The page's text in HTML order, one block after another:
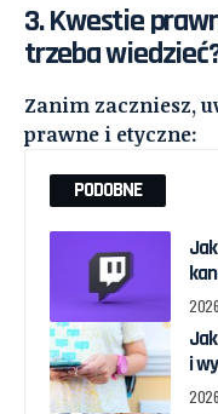
3. Kwestie
trzeba
Zanim zaczniesz,
prawne i etyczne:
PODOBNE
i